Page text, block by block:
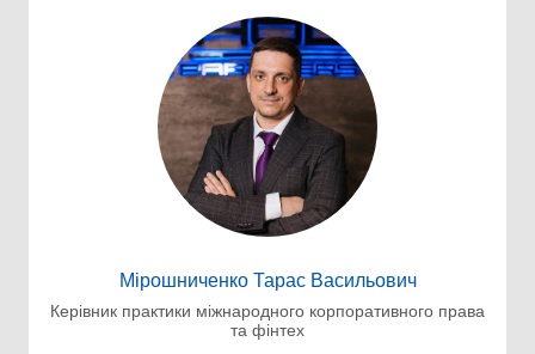
Мірошниченко Тарас Васильович
Керівник практики міжнародного корпоративного права
та фінтех